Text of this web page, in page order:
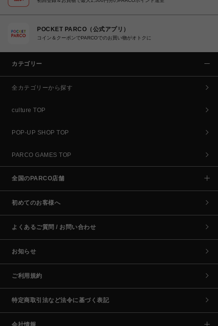
POCKET PARCO（公式アプリ）
コイン＆クーポンでPARCOでのお買い物がオトクに
カテゴリー
全カテゴリーから探す
culture TOP
POP-UP SHOP TOP
PARCO GAMES TOP
全国のPARCO店舗
初めてのお客様へ
よくあるご質問 / お問い合わせ
お知らせ
ご利用規約
特定商取引法など法令に基づく表記
会社情報